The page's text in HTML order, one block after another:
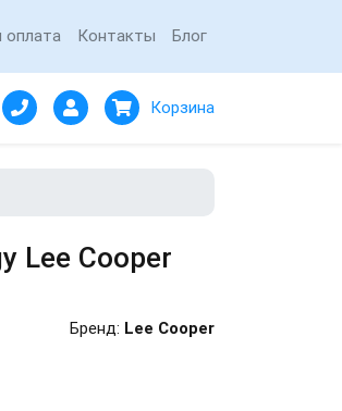
оплата Контакты Блог
Корзина
Lee Cooper
Бренд: Lee Cooper